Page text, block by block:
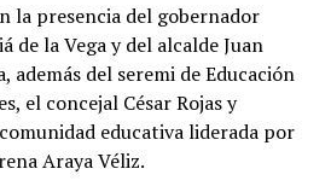
la presencia del gobernador
de la Vega y del alcalde Juan
además del seremi de Educación
el concejal César Rojas y
educativa liderada por
Araya Véliz.